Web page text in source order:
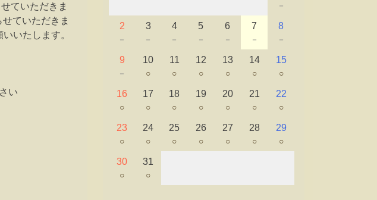
ていただきま
ていただきま
いたします。
い
－
2
－
3
－
4
－
5
－
6
－
7
－
8
－
9
－
10
○
11
○
12
○
13
○
14
○
15
○
16
○
17
○
18
○
19
○
20
○
21
○
22
○
23
○
24
○
25
○
26
○
27
○
28
○
29
○
30
○
31
○